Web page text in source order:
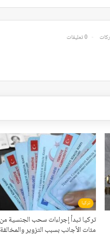
0 تعليقات
تركيا
تركيا تبدأ إجراءات سحب الجنسية من
مئات الأجانب بسبب التزوير والمخالفة